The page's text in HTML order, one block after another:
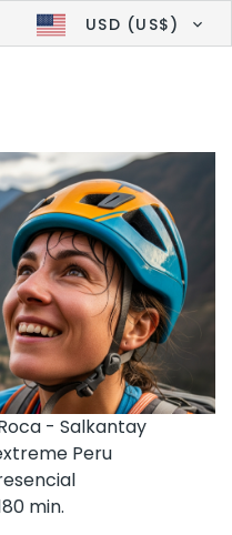
USD (US$)
- Salkantay
Peru
min.